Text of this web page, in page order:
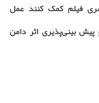
فیلم کمک کنند عمل
پیش بینی‌پذیری اثر دامن